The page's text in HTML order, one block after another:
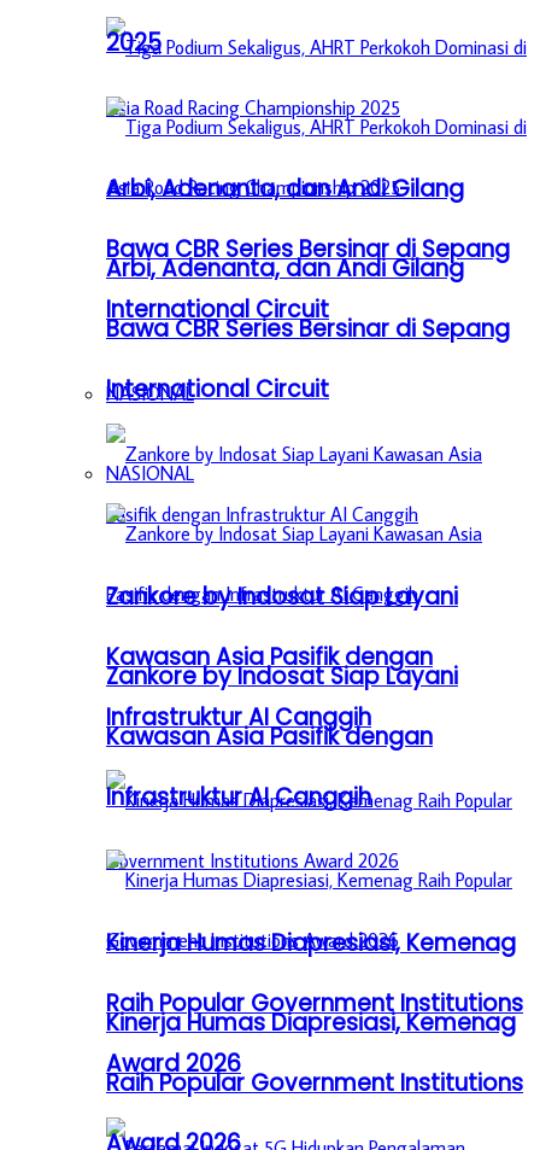
Arbi, Adenanta, dan Andi Gilang
Bawa CBR Series Bersinar di Sepang
International Circuit
NASIONAL
Zankore by Indosat Siap Layani
Kawasan Asia Pasifik dengan
Infrastruktur AI Canggih
Kinerja Humas Diapresiasi, Kemenag
Raih Popular Government Institutions
Award 2026
2025
Arbi, Adenanta, dan Andi Gilang
Bawa CBR Series Bersinar di Sepang
International Circuit
NASIONAL
Zankore by Indosat Siap Layani
Kawasan Asia Pasifik dengan
Infrastruktur AI Canggih
Kinerja Humas Diapresiasi, Kemenag
Raih Popular Government Institutions
Award 2026